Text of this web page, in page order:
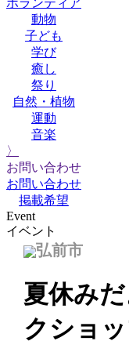
ボランティア
動物
子ども
学び
癒し
祭り
自然・植物
運動
音楽
〉
お問い合わせ
お問い合わせ
掲載希望
アート
子ども
Event
イベント
弘前市
夏休み
クショ